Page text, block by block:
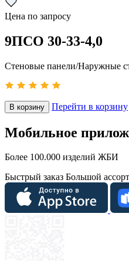
Цена по запросу
9ПСО 30-33-4,0
Стеновые панели/Наружные
В корзину Перейти в корзину
Мобильное
Более 100.000 изделий ЖБИ
Быстрый заказ Большой